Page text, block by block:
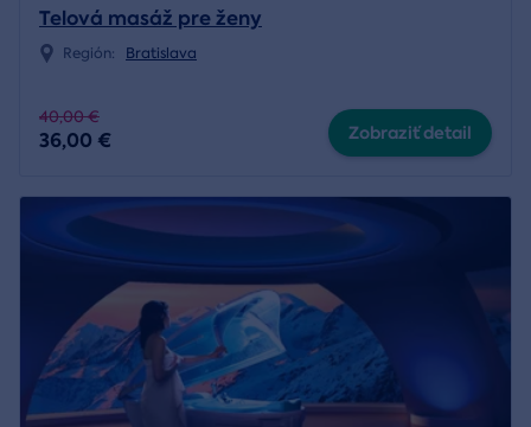
Telová masáž pre ženy
Región: Bratislava
40,00 €
36,00 € Zobraziť detail